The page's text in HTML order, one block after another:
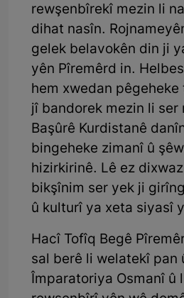
rewşenbîrekî mezin li
dihat nasîn.
gelek belavokên din ji
yên Pîremêrd in.
hem xwedan
jî bandorek mezin li ser
Başûrê Kurdistanê
bingeheke zimanî û
hizirkirinê. Lê ez
bikşînim ser yek ji
û kulturî ya xeta siyasî
Hacî Tofîq Begê
sal berê li welatekî pan
Împaratoriya Osmanî û